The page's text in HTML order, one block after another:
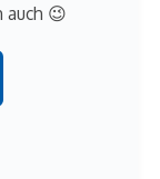
auch 😉